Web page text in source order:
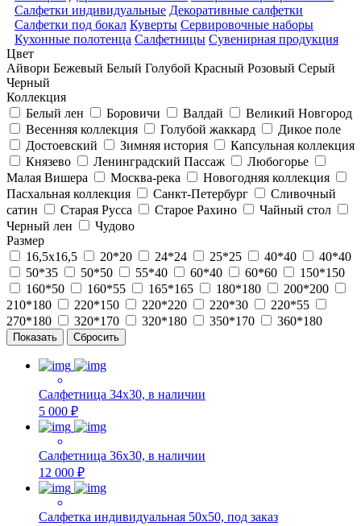
Салфетки индивидуальные Декоративные салфетки
Салфетки под бокал Куверты Сервировочные наборы
Кухонные полотенца Салфетницы Сувенирная продукция
Цвет
Айвори Бежевый Белый Голубой Красный Розовый Серый
Черный
Коллекция
Белый лен
Боровичи Валдай
Великий Новгород
Весенняя коллекция
Голубой жаккард
Дикое поле
Достоевский
Зимняя история
Капсульная коллекция
Князево
Ленинградский Пассаж
Любогорье
Малая Вишера
Москва-река
Новогодняя коллекция
Пасхальная коллекция
Санкт-Петербург
Сливочный
сатин
Старая Русса Старое Рахино
Чайный стол
Черный лен
Чудово
Размер
16,5х16,5
20*20 24*24 25*25 40*40
40*40
50*35
50*50 55*40 60*40 60*60
150*150
160*50
160*55 165*165 180*180
200*200
210*180
220*150 220*220 220*30
220*55
270*180
320*170 320*180 350*170 360*180
Салфетница 34х30, в наличии
5 000 ₽
Салфетница 36х30, в наличии
12 000 ₽
Салфетка индивидуальная 50х50, под заказ